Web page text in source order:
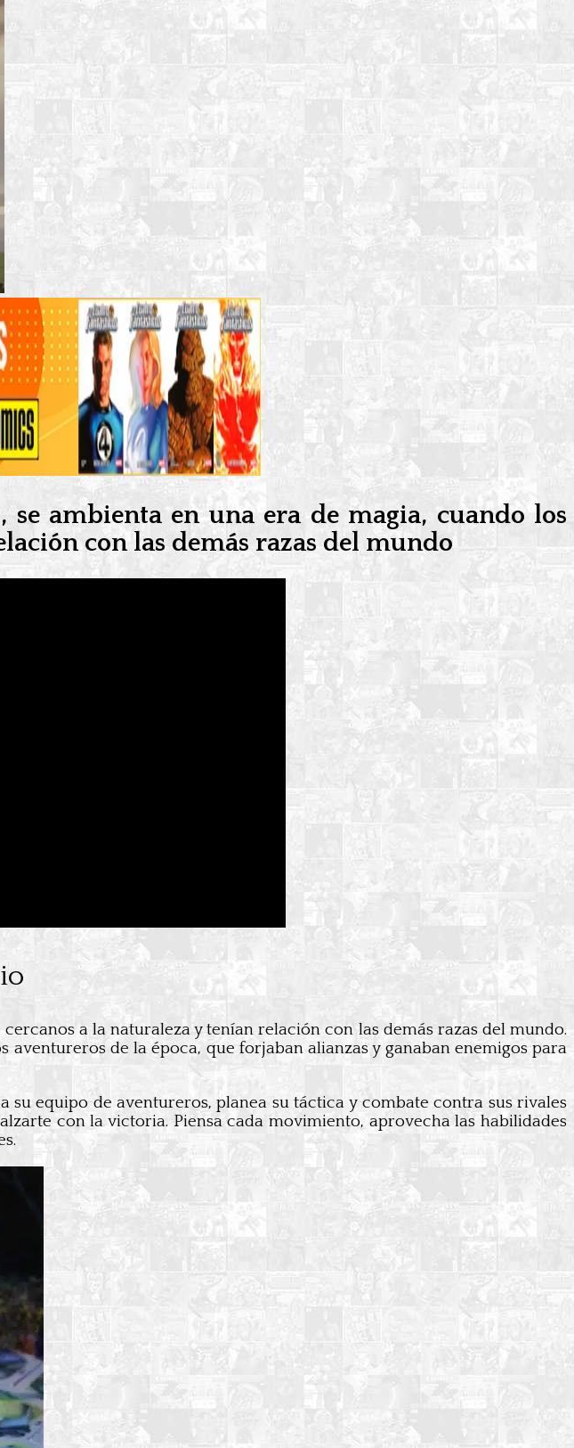
ambienta en una era de magia, cuando los
con las demás razas del mundo
a la naturaleza y tenían relación con las demás razas del mundo.
de la época, que forjaban alianzas y ganaban enemigos para
equipo de aventureros, planea su táctica y combate contra sus rivales
con la victoria. Piensa cada movimiento, aprovecha las habilidades